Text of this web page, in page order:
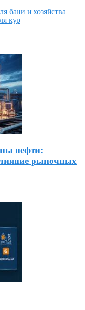
бани и хозяйства
кур
нефти:
рыночных